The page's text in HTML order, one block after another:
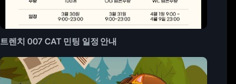
트렌치 007 CAT 민팅 일정 안내